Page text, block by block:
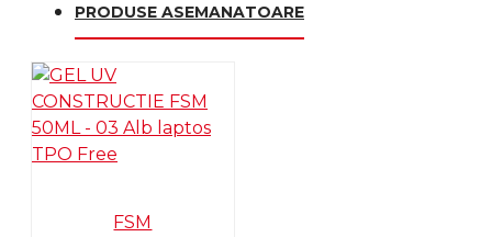
PRODUSE ASEMANATOARE
FSM